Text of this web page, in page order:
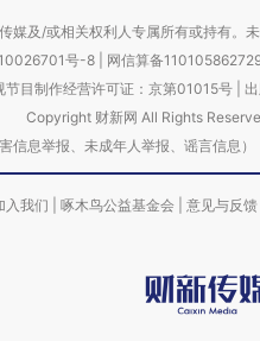
媒及/或相关权利人专属所有或持有。
号-8 网信算备
节目制作经营许可证：京第01015号|
Copyright 财新网 All Rights
信息举报、未成年人举报、谣言信
入我们 啄木鸟公益基金会 意见与反馈